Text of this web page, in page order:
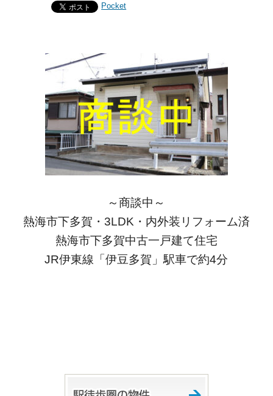
Pocket
～商談中～
熱海市下多賀・3LDK・内外装リフォーム済
熱海市下多賀中古一戸建て住宅
JR伊東線「伊豆多賀」駅車で約4分